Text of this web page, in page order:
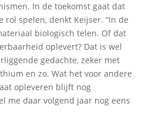
In de toekomst gaat dat
rol spelen, denkt Keijser. “In de
biologisch telen. Of dat
oplevert? Dat is wel
gedachte, zeker met
en zo. Wat het voor andere
opleveren blijft nog
me daar volgend jaar nog eens